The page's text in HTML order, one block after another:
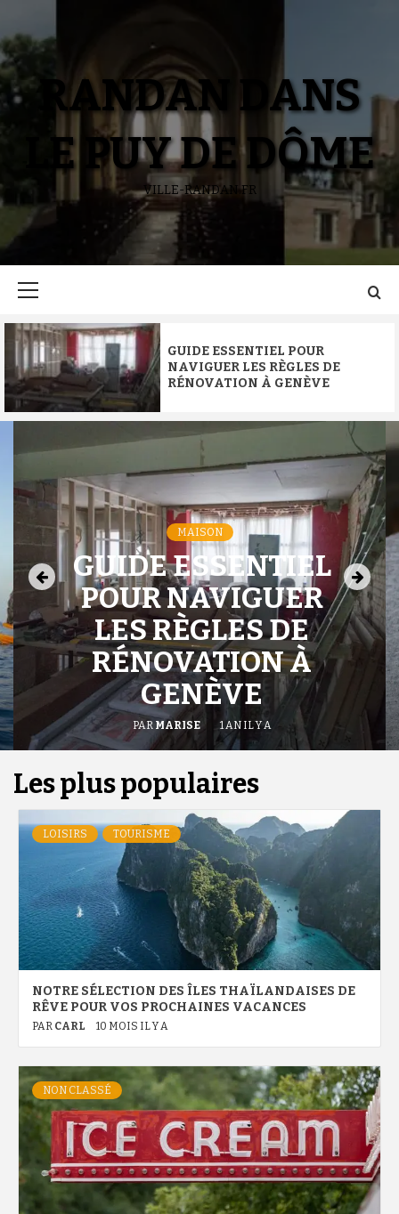
contenu
RANDAN DANS
LE PUY DE DÔME
VILLE-RANDAN.FR
GUIDE ESSENTIEL POUR
NAVIGUER LES RÈGLES DE
RÉNOVATION À GENÈVE
MAISON
GUIDE ESSENTIEL
POUR NAVIGUER
LES RÈGLES DE
RÉNOVATION À
GENÈVE
PAR MARISE 1 AN IL Y A
Les plus populaires
LOISIRS TOURISME
NOTRE SÉLECTION DES ÎLES THAÏLANDAISES DE
RÊVE POUR VOS PROCHAINES VACANCES
PAR CARL 10 MOIS IL Y A
NON CLASSÉ